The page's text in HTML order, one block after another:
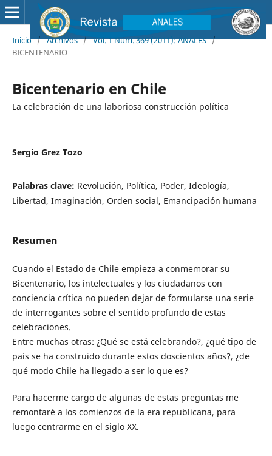
Inicio / Archivos / Vol. 1 Núm. 369 (2011): ANALES /
BICENTENARIO
Bicentenario en Chile
La celebración de una laboriosa construcción política
Sergio Grez Tozo
Palabras clave: Revolución, Política, Poder, Ideología,
Libertad, Imaginación, Orden social, Emancipación humana
Resumen
Cuando el Estado de Chile empieza a conmemorar su
Bicentenario, los intelectuales y los ciudadanos con
conciencia crítica no pueden dejar de formularse una serie
de interrogantes sobre el sentido profundo de estas
celebraciones.
Entre muchas otras: ¿Qué se está celebrando?, ¿qué tipo de
país se ha construido durante estos doscientos años?, ¿de
qué modo Chile ha llegado a ser lo que es?
Para hacerme cargo de algunas de estas preguntas me
remontaré a los comienzos de la era republicana, para
luego centrarme en el siglo XX.